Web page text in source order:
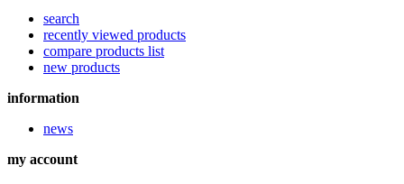
search
recently viewed products
compare products list
new products
information
news
my account